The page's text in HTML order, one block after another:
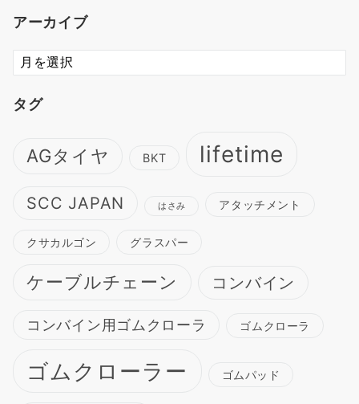
アーカイブ
ア
ー
イ
タグ
AGタイヤ BKT lifetime
SCC JAPAN はさみ アタッチメント
クサカルゴン グラスパー
ケーブルチェーン コンバイン
コンバイン用ゴムクローラ ゴムクローラ
ゴムクローラー ゴムパッド